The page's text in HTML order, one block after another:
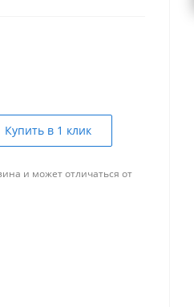
Купить в 1 клик
и может отличаться от